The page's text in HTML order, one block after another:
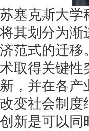
苏塞克斯大学
将其划分为渐
济范式的迁移
术取得关键性
新，并在各产
改变社会制度
创新是可以同